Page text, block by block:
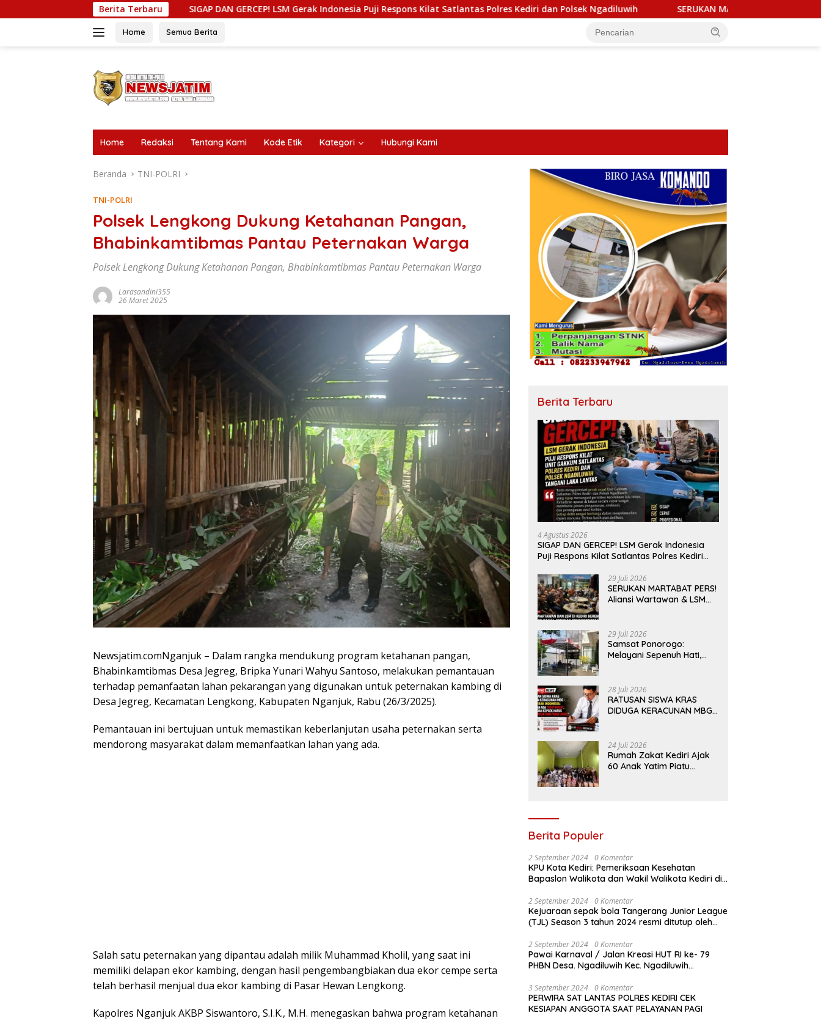
ke
Berita Terbaru
SIGAP DAN GERCEP! LSM Gerak Indonesia Puji Respons Kilat Satlantas Polres Kediri dan Polsek Ngadiluwih SERUKAN MARTABAT PERS! Aliansi Wartawan &
Home Semua Berita
Home Redaksi Tentang Kami Kode Etik Kategori Hubungi Kami
Beranda TNI-POLRI
TNI-POLRI
Polsek Lengkong Dukung Ketahanan Pangan,
Bhabinkamtibmas Pantau Peternakan Warga
Polsek Lengkong Dukung Ketahanan Pangan, Bhabinkamtibmas Pantau Peternakan Warga
Larasandini355
26 Maret 2025
Newsjatim.comNganjuk – Dalam rangka mendukung program ketahanan pangan,
Bhabinkamtibmas Desa Jegreg, Bripka Yunari Wahyu Santoso, melakukan pemantauan
terhadap pemanfaatan lahan pekarangan yang digunakan untuk peternakan kambing di
Desa Jegreg, Kecamatan Lengkong, Kabupaten Nganjuk, Rabu (26/3/2025).
Pemantauan ini bertujuan untuk memastikan keberlanjutan usaha peternakan serta
mendorong masyarakat dalam memanfaatkan lahan yang ada.
Salah satu peternakan yang dipantau adalah milik Muhammad Kholil, yang saat ini
memiliki delapan ekor kambing, dengan hasil pengembangbiakan dua ekor cempe serta
telah berhasil menjual dua ekor kambing di Pasar Hewan Lengkong.
Kapolres Nganjuk AKBP Siswantoro, S.I.K., M.H. menegaskan bahwa program ketahanan
Berita Terbaru
4 Agustus 2026
SIGAP DAN GERCEP! LSM Gerak Indonesia
Puji Respons Kilat Satlantas Polres Kediri
29 Juli 2026
SERUKAN MARTABAT PERS!
Aliansi Wartawan & LSM
Kami Pilar Demokrasi
29 Juli 2026
Samsat Ponorogo:
Melayani Sepenuh Hati,
dinamika Kota Reog
28 Juli 2026
RATUSAN SISWA KRAS
DIDUGA KERACUNAN MBG
MULUT, DINAS dan KEPSEK
HARUS TEGAS TOLAK YANG
TIDAK LAYAK
24 Juli 2026
Rumah Zakat Kediri Ajak
60 Anak Yatim Piatu
Berita Populer
2 September 2024 0 Komentar
KPU Kota Kediri: Pemeriksaan Kesehatan
Bapaslon Walikota dan Wakil Walikota Kediri di
2 September 2024 0 Komentar
Kejuaraan sepak bola Tangerang Junior League
(TJL) Season 3 tahun 2024 resmi ditutup oleh
Minggu ( 01/9/2024 )
2 September 2024 0 Komentar
Pawai Karnaval / Jalan Kreasi HUT RI ke- 79
PHBN Desa. Ngadiluwih Kec. Ngadiluwih
3 September 2024 0 Komentar
PERWIRA SAT LANTAS POLRES KEDIRI CEK
KESIAPAN ANGGOTA SAAT PELAYANAN PAGI